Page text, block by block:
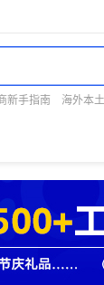
新手指南 海外本